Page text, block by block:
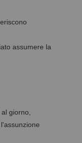
assumere la
giorno,